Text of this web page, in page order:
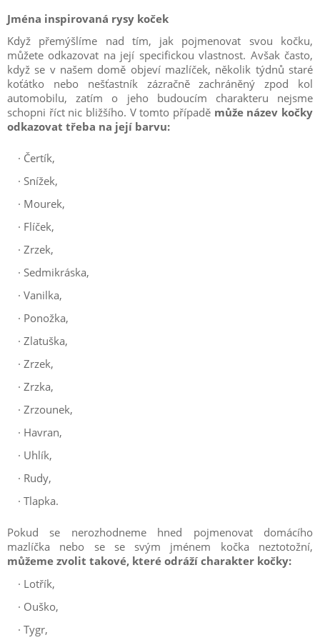
Jména inspirovaná rysy koček
Když přemýšlíme nad tím, jak pojmenovat svou kočku,
můžete odkazovat na její specifickou vlastnost. Avšak často,
když se v našem domě objeví mazlíček, několik týdnů staré
koťátko nebo nešťastník zázračně zachráněný zpod kol
automobilu, zatím o jeho budoucím charakteru nejsme
schopni říct nic bližšího. V tomto případě může název kočky
odkazovat třeba na její barvu:
· Čertík,
· Snížek,
· Mourek,
· Flíček,
· Zrzek,
· Sedmikráska,
· Vanilka,
· Ponožka,
· Zlatuška,
· Zrzek,
· Zrzka,
· Zrzounek,
· Havran,
· Uhlík,
· Rudy,
· Tlapka.
Pokud se nerozhodneme hned pojmenovat domácího
mazlíčka nebo se se svým jménem kočka neztotožní,
můžeme zvolit takové, které odráží charakter kočky:
· Lotřík,
· Ouško,
· Tygr,